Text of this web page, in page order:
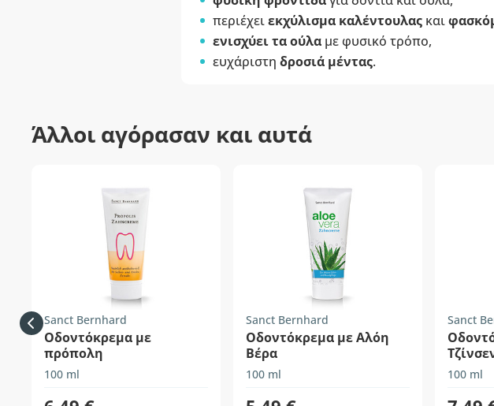
περιέχειεκχύλισμα καλέντουλας και
ενισχύει τα ούλαμε φυσικό τρόπο,
ευχάριστη δροσιά μέντας.
Άλλοι αγόρασαν και αυτά
Sanct Bernhard
Οδοντόκρεμα με
πρόπολη
100 ml
Sanct Bernhard
Οδοντόκρεμα με Αλόη
Βέρα
100 ml
Sanct
100 ml